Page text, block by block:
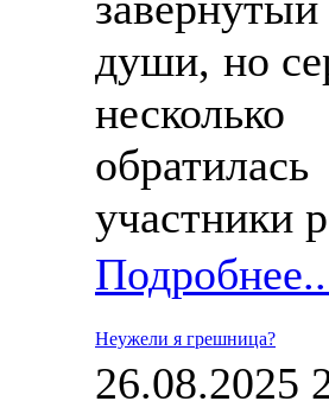
души, но
участники
Неужели я грешница?
26.08.2025